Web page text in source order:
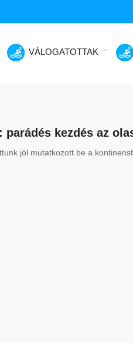
VÁLOGATOTTAK
parádés kezdés az
jól mutatkozott be a